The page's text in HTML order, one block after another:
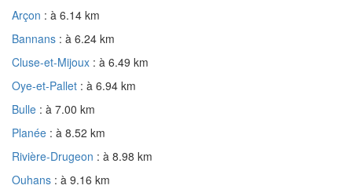
Arçon : à 6.14 km
Bannans : à 6.24 km
Cluse-et-Mijoux : à 6.49 km
Oye-et-Pallet : à 6.94 km
Bulle : à 7.00 km
Planée : à 8.52 km
Rivière-Drugeon : à 8.98 km
Ouhans : à 9.16 km